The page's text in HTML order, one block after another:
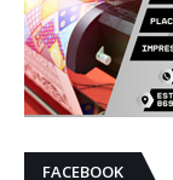
FACEBOOK